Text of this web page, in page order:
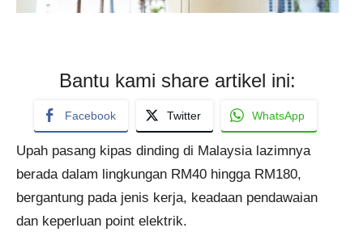
Bantu kami share artikel ini:
Facebook Twitter WhatsApp
Upah pasang kipas dinding di Malaysia lazimnya
berada dalam lingkungan RM40 hingga RM180,
bergantung pada jenis kerja, keadaan pendawaian
dan keperluan point elektrik.